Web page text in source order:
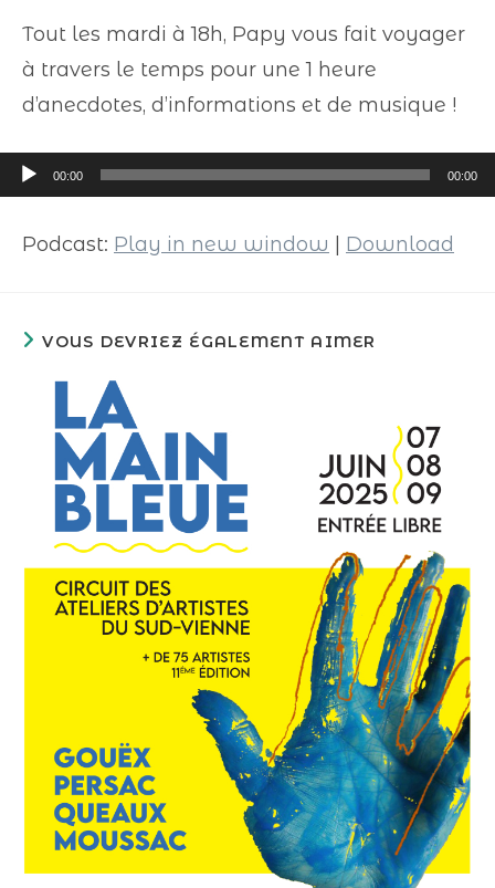
Tout les mardi à 18h, Papy vous fait voyager
à travers le temps pour une 1 heure
d’anecdotes, d’informations et de musique !
Lecteur
audio
00:00 00:00
Podcast: Play in new window Download
VOUS DEVRIEZ ÉGALEMENT AIMER